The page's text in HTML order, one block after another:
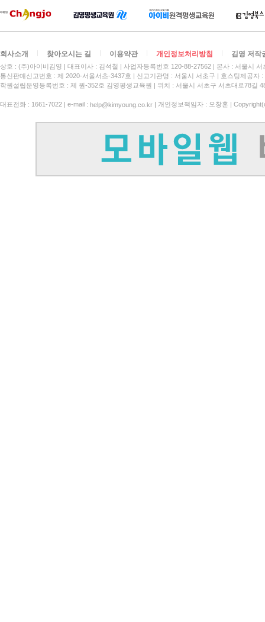
회사소개 찾아오시는 길 이용약관 개인정보처리방침 김영 저작
상호 : (주)아이비김영 대표이사 : 김석철 사업자등록번호 120-88-27562
본사 : 서울시
통신판매신고번호 : 제 2020-서울서초-3437호
신고기관명 : 서울시 서초구
호스팅제공자
학원설립운영등록번호 : 제 원-352호 김영평생교육원 | 위치 : 서울시 서초구 서초대로78길
대표전화 : 1661-7022 | e-mail : help@kimyoung.co.kr | 개인정보책임자 : 오창훈 |